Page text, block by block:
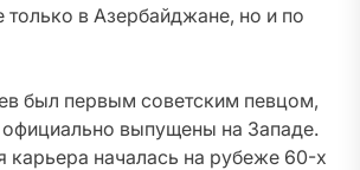
в Азербайджане, но и по
был первым советским певцом,
официально выпущены на Западе.
карьера началась на рубеже 60-х